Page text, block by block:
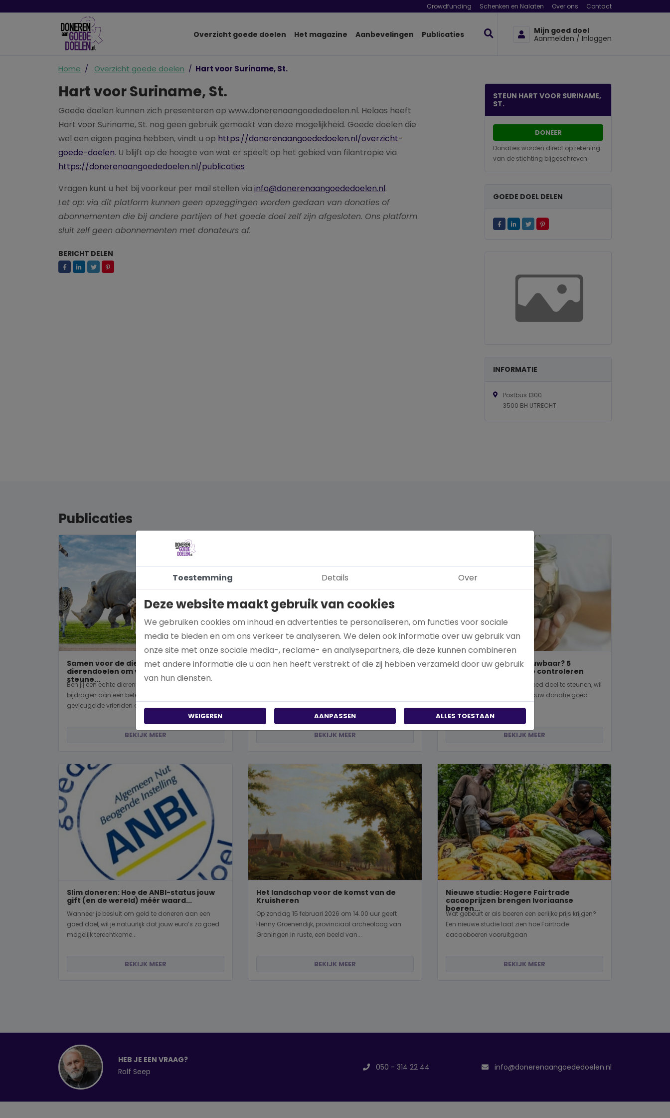
Crowdfunding Schenken en Nalaten Over ons Contact
Overzicht goede doelen Het magazine Aanbevelingen Publicaties
Mijn goed doel
Aanmelden / Inloggen
Home Overzicht goede doelen Hart voor Suriname, St.
Hart voor Suriname, St.
Goede doelen kunnen zich presenteren op www.donerenaangoededoelen.nl. Helaas heeft
Hart voor Suriname, St. nog geen gebruik gemaakt van deze mogelijkheid. Goede doelen die
wel een eigen pagina hebben, vindt u op https://donerenaangoededoelen.nl/overzicht-
goede-doelen. U blijft op de hoogte van wat er speelt op het gebied van filantropie via
https://donerenaangoededoelen.nl/publicaties
Vragen kunt u het bij voorkeur per mail stellen via info@donerenaangoededoelen.nl.
Let op: via dit platform kunnen geen opzeggingen worden gedaan van donaties of
abonnementen die bij andere partijen of het goede doel zelf zijn afgesloten. Ons platform
sluit zelf geen abonnementen met donateurs af.
BERICHT DELEN
STEUN HART VOOR SURINAME,
ST.
DONEER
Donaties worden direct op rekening
van de stichting bijgeschreven
GOEDE DOEL DELEN
INFORMATIE
Postbus 1300
3500 BH UTRECHT
Publicaties
Samen voor de dieren: De mooiste
dierendoelen om vandaag nog te
steune...
Ben jij een echte dierenvriend en wil je graag
bijdragen aan een betere wereld voor viervoeters,
gevleugelde vrienden of wild...
BEKIJK MEER
Hoe kies je een goed doel dat écht bij je
BEKIJK MEER
Is een goed doel betrouwbaar? 5
manieren om dit zelf te controleren
Wanneer je besluit om een goed doel te steunen, wil
je natuurlijk zeker weten dat jouw donatie goed
BEKIJK MEER
Slim doneren: Hoe de ANBI-status jouw
gift (en de wereld) méér waard...
Wanneer je besluit om geld te doneren aan een
goed doel, wil je natuurlijk dat jouw euro’s zo goed
mogelijk terechtkome...
BEKIJK MEER
Het landschap voor de komst van de
Kruisheren
Op zondag 15 februari 2026 om 14.00 uur geeft
Henny Groenendijk, provinciaal archeoloog van
Groningen in ruste, een beeld van...
BEKIJK MEER
Nieuwe studie: Hogere Fairtrade
cacaoprijzen brengen Ivoriaanse
boeren...
Wat gebeurt er als boeren een eerlijke prijs krijgen?
Een nieuwe studie laat zien hoe Fairtrade
cacaoboeren vooruitgaan
BEKIJK MEER
HEB JE EEN VRAAG?
Rolf Seep
050 - 314 22 44 info@donerenaangoededoelen.nl
Toestemming Details Over
Deze website maakt gebruik van cookies
We gebruiken cookies om inhoud en advertenties te personaliseren, om functies voor sociale
media te bieden en om ons verkeer te analyseren. We delen ook informatie over uw gebruik van
onze site met onze sociale media-, reclame- en analysepartners, die deze kunnen combineren
met andere informatie die u aan hen heeft verstrekt of die zij hebben verzameld door uw gebruik
van hun diensten.
WEIGEREN AANPASSEN ALLES TOESTAAN